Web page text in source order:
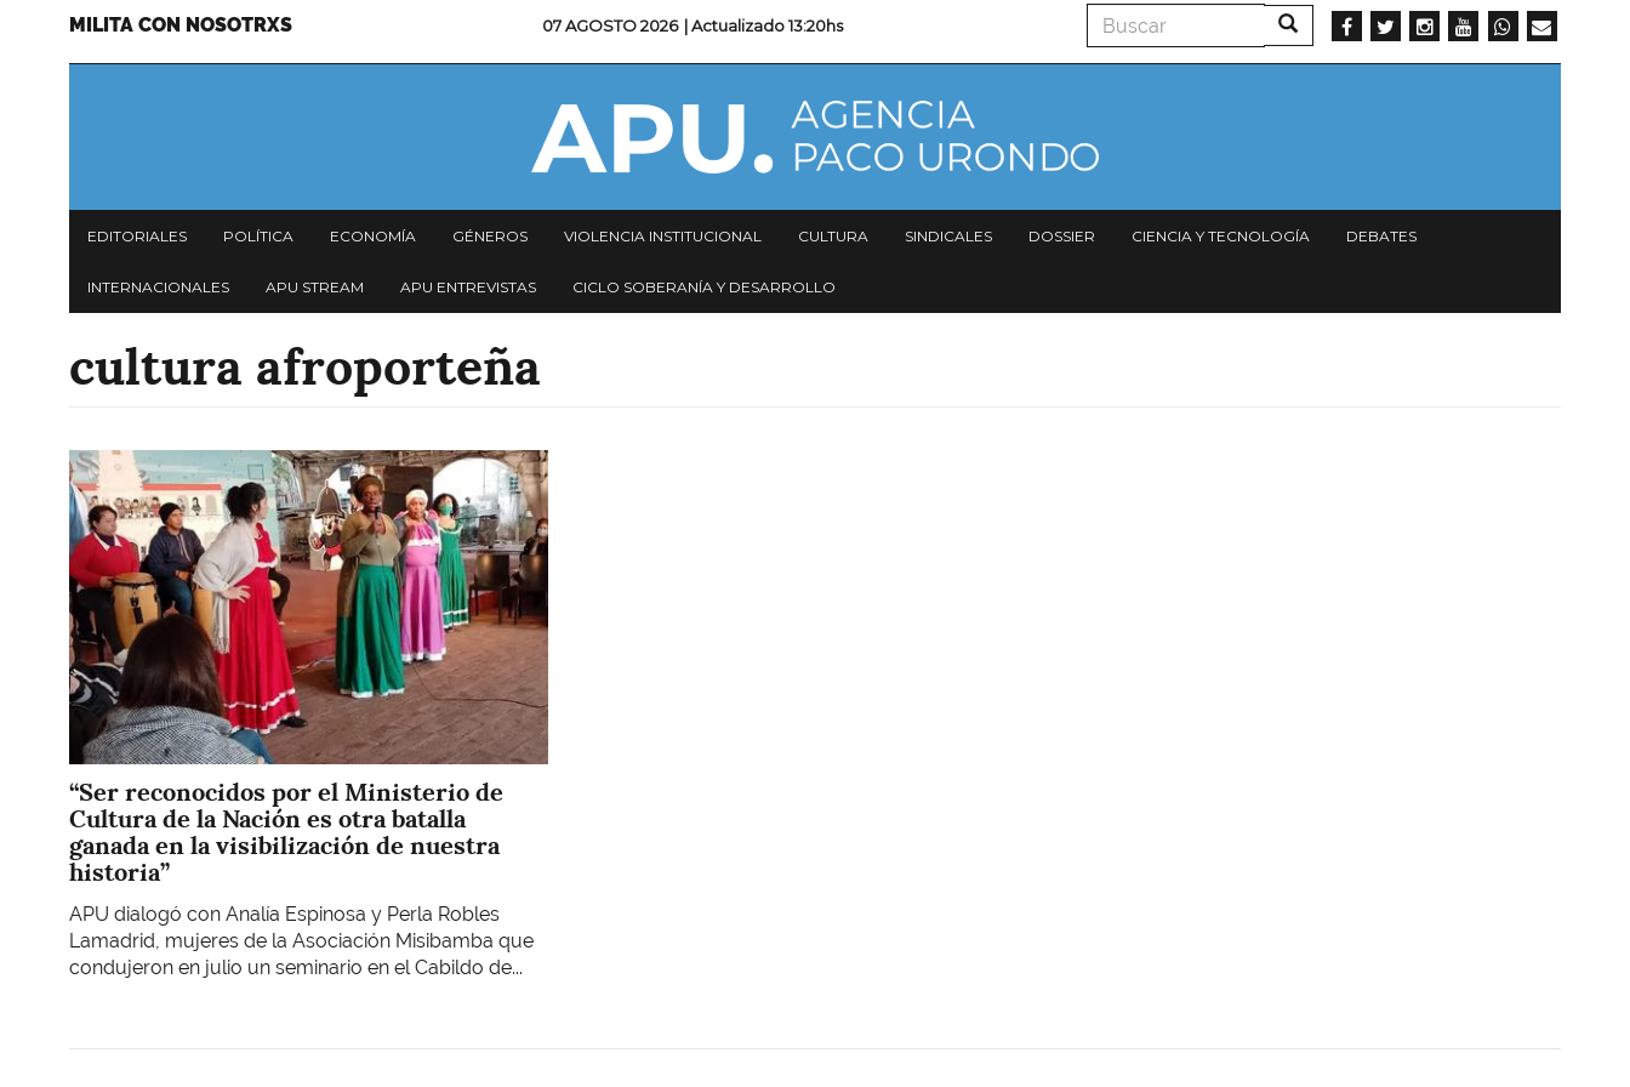
Menu
MILITA CON NOSOTRXS 07 AGOSTO 2026 | Actualizado13:20hs Buscar Buscar
Navegación
principal
EDITORIALES POLÍTICA ECONOMÍA GÉNEROS VIOLENCIA INSTITUCIONAL CULTURA SINDICALES DOSSIER CIENCIA Y TECNOLOGÍA DEBATES
INTERNACIONALES APU STREAM APU ENTREVISTAS CICLO SOBERANÍA Y DESARROLLO
cultura afroporteña
Imagen
“Ser reconocidos por el Ministerio de
Cultura de la Nación es otra batalla
ganada en la visibilización de nuestra
historia”
APU dialogó con Analía Espinosa y Perla Robles
Lamadrid, mujeres de la Asociación Misibamba que
condujeron en julio un seminario en el Cabildo de...